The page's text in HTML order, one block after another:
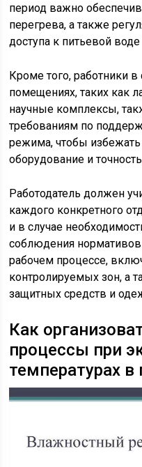
период важно
перегрева, а также
доступа к питьевой воде
Кроме того, работники
помещениях, таких как
научные комплексы,
требованиям по
режима, чтобы избежать
оборудование и
Работодатель должен
каждого конкретного
и в случае
соблюдения
рабочем процессе,
контролируемых зон, а
защитных средств и
Как
процессы при
температурах